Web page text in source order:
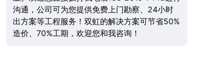
沟通，公司可为您提供免费上门勘察、24小时
出方案等工程服务！双虹的解决方案可节省50%
造价、70%工期，欢迎您和我咨询！